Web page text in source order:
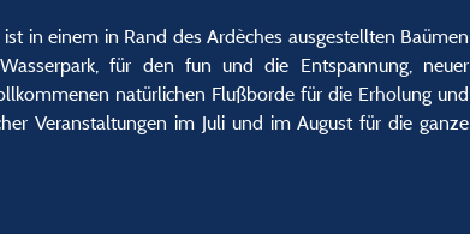
in einem in Rand des Ardèches ausgestellten Baümen
für den fun und die Entspannung, neuer
natürlichen Flußborde für die Erholung und
Veranstaltungen im Juli und im August für die ganze